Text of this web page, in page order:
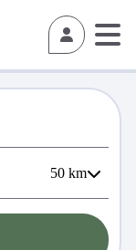
50 km